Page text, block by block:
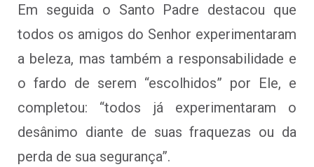
Em seguida o Santo Padre destacou que
todos os amigos do Senhor experimentaram
a beleza, mas também a responsabilidade e
o fardo de serem “escolhidos” por Ele, e
completou: “todos já experimentaram o
desânimo diante de suas fraquezas ou da
perda de sua segurança”.